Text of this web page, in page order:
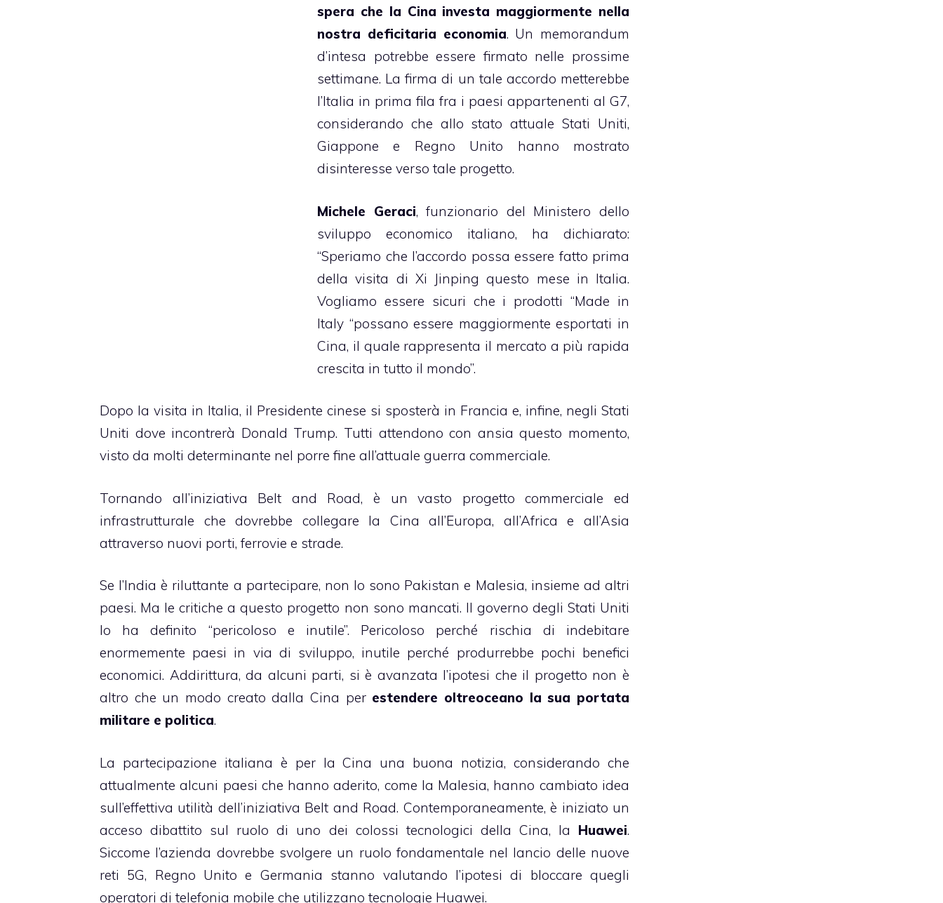
spera che la Cina investa maggiormente nella
nostra deficitaria economia. Un memorandum
d’intesa potrebbe essere firmato nelle prossime
settimane. La firma di un tale accordo metterebbe
l’Italia in prima fila fra i paesi appartenenti al G7,
considerando che allo stato attuale Stati Uniti,
Giappone e Regno Unito hanno mostrato
disinteresse verso tale progetto.
Michele Geraci, funzionario del Ministero dello
sviluppo economico italiano, ha dichiarato:
“Speriamo che l’accordo possa essere fatto prima
della visita di Xi Jinping questo mese in Italia.
Vogliamo essere sicuri che i prodotti “Made in
Italy “possano essere maggiormente esportati in
Cina, il quale rappresenta il mercato a più rapida
crescita in tutto il mondo”.
Dopo la visita in Italia, il Presidente cinese si sposterà in Francia e, infine, negli Stati
Uniti dove incontrerà Donald Trump. Tutti attendono con ansia questo momento,
visto da molti determinante nel porre fine all’attuale guerra commerciale.
Tornando all’iniziativa Belt and Road, è un vasto progetto commerciale ed
infrastrutturale che dovrebbe collegare la Cina all’Europa, all’Africa e all’Asia
attraverso nuovi porti, ferrovie e strade.
Se l’India è riluttante a partecipare, non lo sono Pakistan e Malesia, insieme ad altri
paesi. Ma le critiche a questo progetto non sono mancati. Il governo degli Stati Uniti
lo ha definito “pericoloso e inutile”. Pericoloso perché rischia di indebitare
enormemente paesi in via di sviluppo, inutile perché produrrebbe pochi benefici
economici. Addirittura, da alcuni parti, si è avanzata l’ipotesi che il progetto non è
altro che un modo creato dalla Cina per estendere oltreoceano la sua portata
militare e politica.
La partecipazione italiana è per la Cina una buona notizia, considerando che
attualmente alcuni paesi che hanno aderito, come la Malesia, hanno cambiato idea
sull’effettiva utilità dell’iniziativa Belt and Road. Contemporaneamente, è iniziato un
acceso dibattito sul ruolo di uno dei colossi tecnologici della Cina, la Huawei.
Siccome l’azienda dovrebbe svolgere un ruolo fondamentale nel lancio delle nuove
reti 5G, Regno Unito e Germania stanno valutando l’ipotesi di bloccare quegli
operatori di telefonia mobile che utilizzano tecnologie Huawei.